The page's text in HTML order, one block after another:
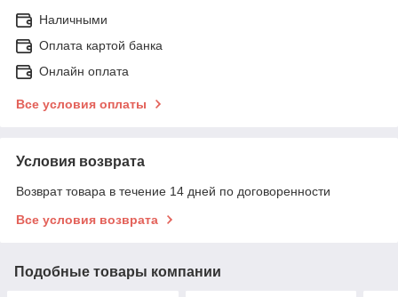
Наличными
Оплата картой банка
Онлайн оплата
Все условия оплаты
Условия возврата
Возврат товара в течение 14 дней по договоренности
Все условия возврата
Подобные товары компании